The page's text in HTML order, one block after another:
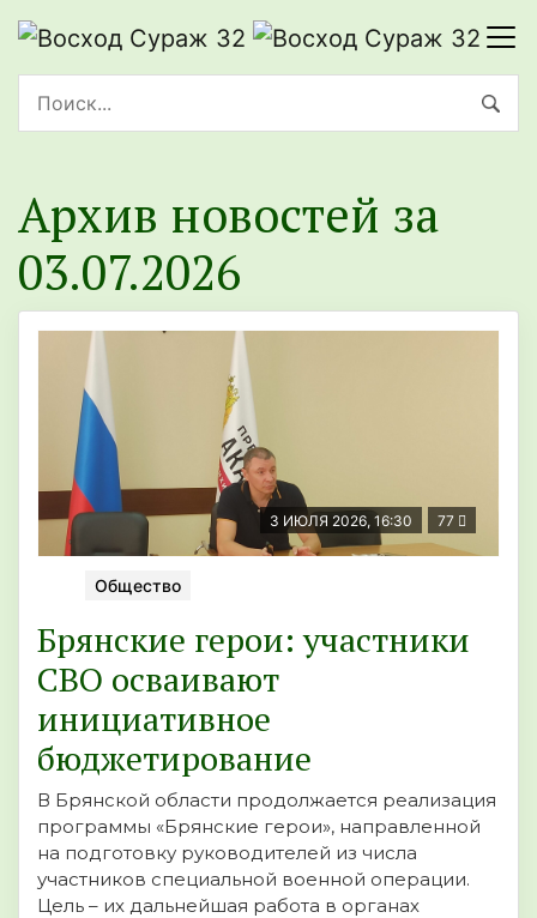
Архив новостей за
03.07.2026
3 ИЮЛЯ 2026, 16:30 77
Общество
Брянские герои: участники
СВО осваивают
инициативное
бюджетирование
В Брянской области продолжается реализация
программы «Брянские герои», направленной
на подготовку руководителей из числа
участников специальной военной операции.
Цель – их дальнейшая работа в органах